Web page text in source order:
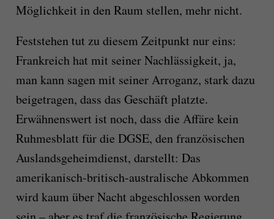
Möglichkeit in den Raum stellen, mehr nicht.
Feststehen tut zu diesem Zeitpunkt nur eins:
Frankreich hat mit seiner Nachlässigkeit, ja,
man kann sagen mit seiner Arroganz, stark dazu
beigetragen, dass das Geschäft platzte.
Erwähnenswert ist noch, dass die Affäre kein
Ruhmesblatt für die DGSE, den französischen
Auslandsgeheimdienst, darstellt: Das
amerikanisch-britisch-australische Abkommen
wird kaum über Nacht abgeschlossen worden